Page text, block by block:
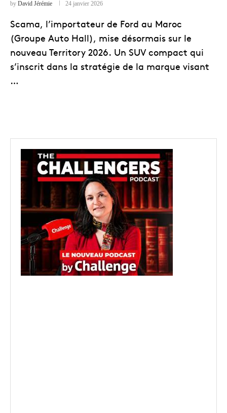
by David Jérémie 24 janvier 2026
Scama, l’importateur de Ford au Maroc
(Groupe Auto Hall), mise désormais sur le
nouveau Territory 2026. Un SUV compact qui
s’inscrit dans la stratégie de la marque visant
…